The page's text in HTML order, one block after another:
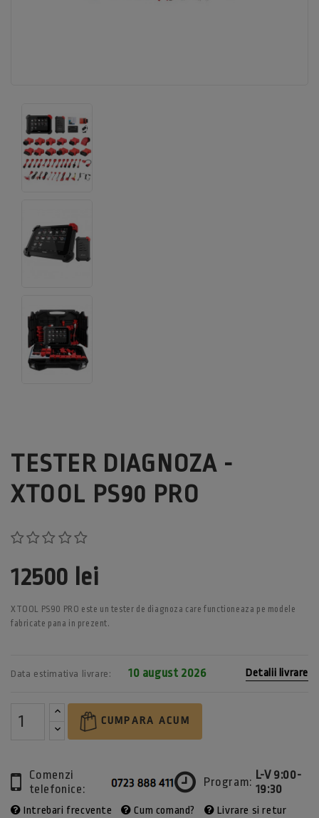
TESTER DIAGNOZA -
XTOOL PS90 PRO
12500 lei
XTOOL PS90 PRO este un tester de diagnoza care functioneaza pe modele
fabricate pana in prezent.
Data estimativa livrare: 10 august 2026 Detalii livrare
CUMPARA ACUM
Comenzi
telefonice:
Program:
L-V 9:00-
19:30
Intrebari frecvente Cum comand? Livrare si retur